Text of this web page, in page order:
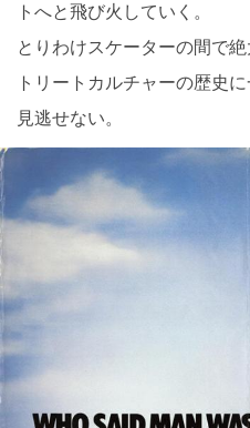
トへと飛び火していく。
とりわけスケーターの間で
トリートカルチャーの歴史
見逃せない。